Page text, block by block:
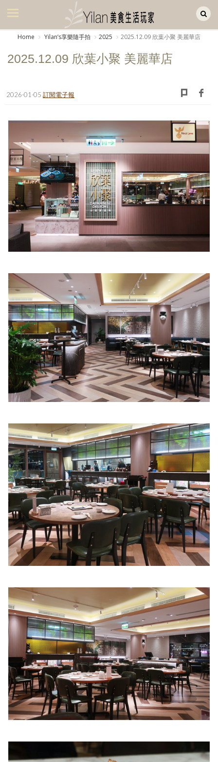
美食集
書房集
日記簿
餐桌週記
享樂隨手拍
照相簿
影音區
歷史區
關於Yilan
個人著作
活動實況記錄
媒體報導一覽
合作與代言
Home Yilanʼs享樂隨手拍 2025 2025.12.09 欣葉小聚 美麗華店
2025.12.09 欣葉小聚 美麗華店
2026-01-05 訂閱電子報